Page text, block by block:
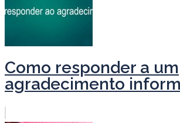
Como responder a um
agradecimento